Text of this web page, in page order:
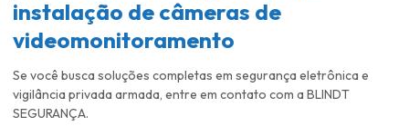
instalação de câmeras de
videomonitoramento
Se você busca soluções completas em segurança eletrônica e
vigilância privada armada, entre em contato com a BLINDT
SEGURANÇA.